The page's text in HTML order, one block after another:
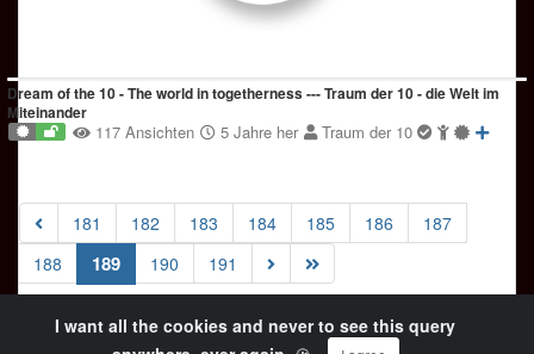
Dream of the 10 - The world in togetherness --- Traum der 10 - die Welt im
Miteinander
117 Ansichten 5 Jahre her Traum der 10
181 182 183 184 185 186
187
188
189(current)
190 191
I want all the cookies and never to see this query